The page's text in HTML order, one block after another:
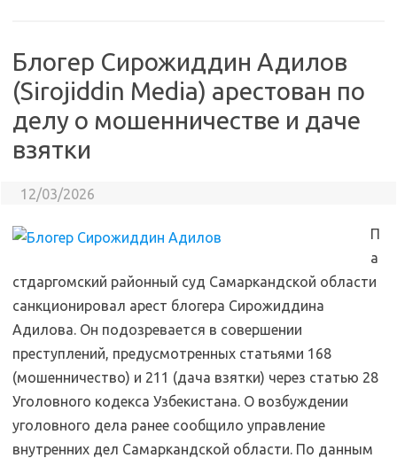
Блогер Сирожиддин Адилов
(Sirojiddin Media) арестован по
делу о мошенничестве и даче
взятки
12/03/2026
П
а
стдаргомский районный суд Самаркандской области
санкционировал арест блогера Сирожиддина
Адилова. Он подозревается в совершении
преступлений, предусмотренных статьями 168
(мошенничество) и 211 (дача взятки) через статью 28
Уголовного кодекса Узбекистана. О возбуждении
уголовного дела ранее сообщило управление
внутренних дел Самаркандской области. По данным